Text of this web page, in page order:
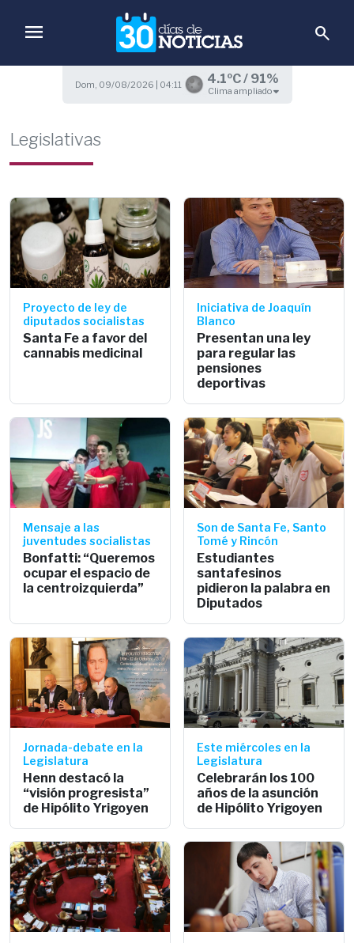
menu search
Dom, 09/08/2026 | 04:11 4.1ºC / 91%
Clima ampliado
Legislativas
Proyecto de ley de
diputados socialistas
Santa Fe a favor del
cannabis medicinal
Iniciativa de Joaquín
Blanco
Presentan una ley
para regular las
pensiones
deportivas
Mensaje a las
juventudes socialistas
Bonfatti: “Queremos
ocupar el espacio de
la centroizquierda”
Son de Santa Fe, Santo
Tomé y Rincón
Estudiantes
santafesinos
pidieron la palabra en
Diputados
Jornada-debate en la
Legislatura
Henn destacó la
“visión progresista”
de Hipólito Yrigoyen
Este miércoles en la
Legislatura
Celebrarán los 100
años de la asunción
de Hipólito Yrigoyen